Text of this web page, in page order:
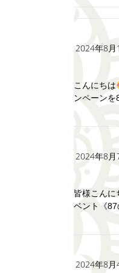
2024年8月
こんにちは
ンペーンを
2024年8月
皆様こんに
ベント《
2024年8月